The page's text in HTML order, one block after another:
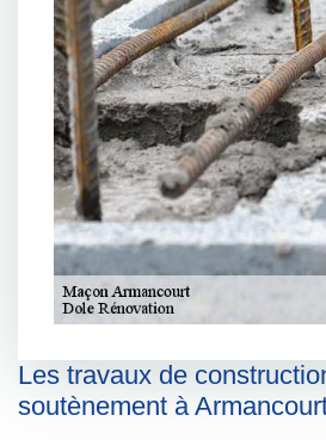
Les travaux de
soutènement à